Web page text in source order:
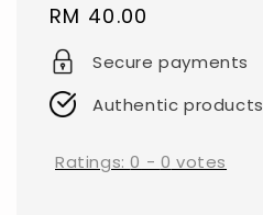
Regular
price
RM 40.00
Secure payments
Authentic products
Ratings:0 - 0 votes